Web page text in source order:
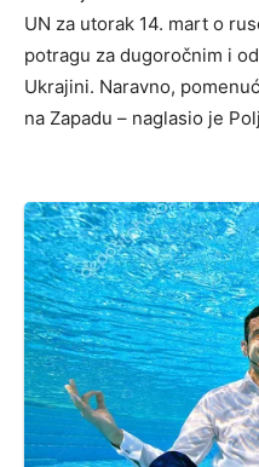
UN za utorak 14. mart o
potragu za dugoročnim i
Ukrajini. Naravno,
na Zapadu – naglasio je